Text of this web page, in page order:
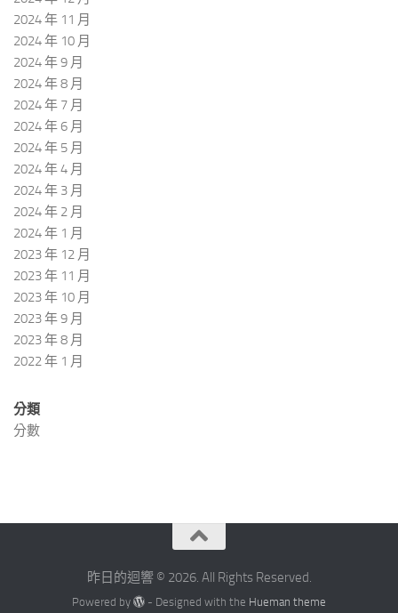
2024 年 11 月
2024 年 10 月
2024 年 9 月
2024 年 8 月
2024 年 7 月
2024 年 6 月
2024 年 5 月
2024 年 4 月
2024 年 3 月
2024 年 2 月
2024 年 1 月
2023 年 12 月
2023 年 11 月
2023 年 10 月
2023 年 9 月
2023 年 8 月
2022 年 1 月
分類
分數
昨日的迴響 © 2026. All Rights Reserved.
Powered by - Designed with the Hueman theme